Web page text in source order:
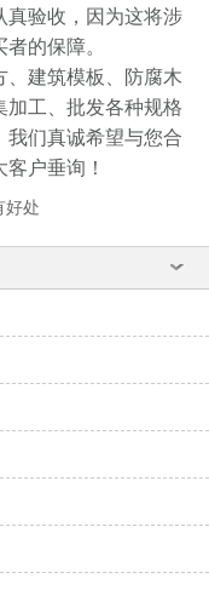
真验收，因为这将涉
的保障。
、建筑模板、防腐木
加工、批发各种规格
我们真诚希望与您合
户垂询！
好处